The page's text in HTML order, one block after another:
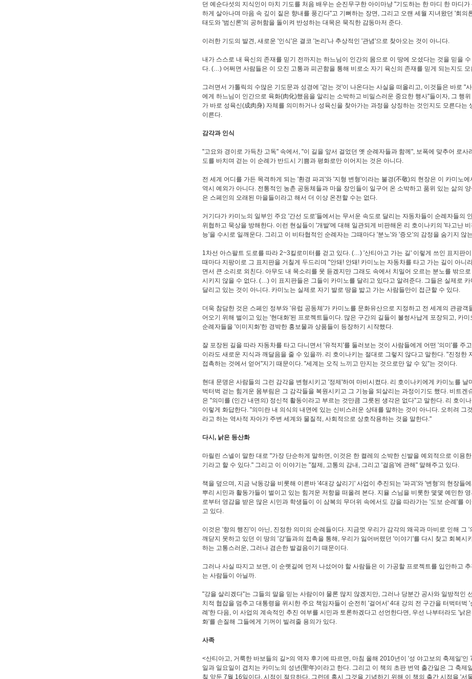
던 예순다섯의 지식인이 마치 기도를 처음 배우는 순진무구한 아이마냥 "기도하는 한 마디 한 마디가
하게 살아나며 마음 속 깊이 짙은 향내를 풍긴다"고 기뻐하는 장면, 그리고 오랜 세월 지녀왔던 '회의
태도와 '범신론'의 공허함을 돌이켜 반성하는 대목은 묵직한 감동마저 준다.
이러한 기도의 발견, 새로운 '인식'은 결코 '논리'나 추상적인 '관념'으로 찾아오는 것이 아니다.
내가 스스로 내 육신의 존재를 믿기 전까지는 하느님이 인간의 몸으로 이 땅에 오셨다는 것을 믿을 수
다. (…) 어쩌면 사람들은 이 모진 고통과 피곤함을 통해 비로소 자기 육신의 존재를 믿게 되는지도 모
그러면서 가톨릭의 수많은 기도문과 성경에 '걷는 것'이 나온다는 사실을 떠올리고, 이것들은 바로 "
에게 하느님이 인간으로 육화(肉化)했음을 알리는 소박하고 비밀스러운 중요한 행사"들이자, 그 행위
가 바로 성육신(成肉身) 자체를 의미하거나 성육신을 찾아가는 과정을 상징하는 것인지도 모른다는
이른다.
감각과 인식
"고요와 경이로 가득찬 고독" 속에서, "이 길을 앞서 걸었던 옛 순례자들과 함께", 보폭에 맞추어 로사
도를 바치며 걷는 이 순례가 반드시 기쁨과 평화로만 이어지는 것은 아니다.
전 세계 어디를 가든 목격하게 되는 '환경 파괴'와 '지형 변형'이라는 불경(不敬)의 현장은 이 카미노에
역시 예외가 아니다. 전통적인 농촌 공동체들과 마을 장인들이 일구어 온 소박하고 품위 있는 삶의 양
은 스페인의 오래된 마을들이라고 해서 더 이상 온전할 수는 없다.
거기다가 카미노의 일부인 주요 '간선 도로'들에서는 무서운 속도로 달리는 자동차들이 순례자들의
위협하고 묵상을 방해한다. 이런 현실들이 '개발'에 대해 일관되게 비판해온 리 호이나키의 '타고난 비
능'을 수시로 일깨운다. 그리고 이 비타협적인 순례자는 그때마다 '분노'와 '증오'의 감정을 숨기지 않
1차선 아스팔트 도로를 따라 2~3킬로미터를 걷고 있다. (…) '산티아고 가는 길' 이렇게 쓰인 표지판
때마다 지팡이로 그 표지판을 거칠게 두드리며 "안돼! 안돼! 카미노는 자동차를 타고 가는 길이 아니
면서 큰 소리로 외친다. 아무도 내 목소리를 못 듣겠지만 그래도 속에서 치밀어 오르는 분노를 밖으로
시키지 않을 수 없다. (…) 이 표지판들은 그들이 카미노를 달리고 있다고 알려준다. 그들은 실제로 카
달리고 있는 것이 아니다. 카미노는 실제로 자기 발로 땅을 밟고 가는 사람들만이 접근할 수 있다.
더욱 참담한 것은 스페인 정부와 '유럽 공동체'가 카미노를 문화유산으로 지정하고 전 세계의 관광객
어오기 위해 벌이고 있는 '현대화'된 프로젝트들이다. 많은 구간의 길들이 볼썽사납게 포장되고, 카미
순례자들을 '이미지화'한 경박한 홍보물과 상품들이 등장하기 시작했다.
잘 포장된 길을 따라 자동차를 타고 다니면서 '유적지'를 둘러보는 것이 사람들에게 어떤 '의미'를 주
이라도 새로운 지식과 깨달음을 줄 수 있을까. 리 호이나키는 절대로 그렇지 않다고 말한다. "진정한
접촉하는 것에서 얻어"지기 때문이다. "세계는 오직 느끼고 만지는 것으로만 알 수 있"는 것이다.
현대 문명은 사람들의 그런 감각을 변형시키고 '정제'하여 마비시켰다. 리 호이나키에게 카미노를 날
벅터벅 걷는 힘겨운 몸부림은 그 감각들을 복원시키고 그 기능을 되살리는 과정이기도 했다. 비트겐
은 "의미를 (인간 내면의) 정신적 활동이라고 부르는 것만큼 그릇된 생각은 없다"고 말한다. 리 호이
이렇게 화답한다. "의미란 내 의식의 내면에 있는 신비스러운 상태를 말하는 것이 아니다. 오히려 그
라고 하는 역사적 자아가 주변 세계와 물질적, 사회적으로 상호작용하는 것을 말한다."
다시, 낡은 등산화
마릴린 스넬이 말한 대로 "가장 단순하게 말하면, 이것은 한 켤레의 소박한 신발을 예외적으로 이용
기라고 할 수 있다." 그리고 이 이야기는 "절제, 고통의 감내, 그리고 '걸음'에 관해" 말해주고 있다.
책을 덮으며, 지금 낙동강을 비롯해 이른바 '4대강 살리기' 사업이 추진되는 '파괴'와 '변형'의 현장들
뿌리 시민과 활동가들이 벌이고 있는 힘겨운 저항을 떠올려 본다. 지율 스님을 비롯한 몇몇 예민한 영
로부터 영감을 받은 많은 시민과 학생들이 이 삼복의 무더위 속에서도 강을 따라가는 '도보 순례'를
고 있다.
이것은 '항의 행진'이 아닌, 진정한 의미의 순례들이다. 지금껏 우리가 감각의 왜곡과 마비로 인해 그 '
깨닫지 못하고 있던 이 땅의 '강'들과의 접촉을 통해, 우리가 잃어버렸던 '이야기'를 다시 찾고 회복시
하는 고통스러운, 그러나 겸손한 발걸음이기 때문이다.
그러나 사실 따지고 보면, 이 순롓길에 먼저 나섰어야 할 사람들은 이 가공할 프로젝트를 입안하고
는 사람들이 아닐까.
"강을 살리겠다"는 그들의 말을 믿는 사람이야 물론 많지 않겠지만, 그러나 당분간 공사와 일방적인
치적 협잡을 멈추고 대통령을 위시한 주요 책임자들이 순전히 '걸어서' 4대 강의 전 구간을 터벅터벅 '
례'한 다음, 이 사업의 계속적인 추진 여부를 시민과 토론하겠다고 선언한다면, 우선 나부터라도 '낡
화'를 손질해 그들에게 기꺼이 빌려줄 용의가 있다.
사족
<산티아고, 거룩한 바보들의 길>의 역자 후기에 따르면, 마침 올해 2010년이 '성 야고보의 축제일'인
일과 일요일이 겹치는 카미노의 성년(聖年)이라고 한다. 그리고 이 책의 초판 번역 출간일은 그 축제
칠 앞둔 7월 16일이다. 시점이 절묘하다. 그런데 혹시 그것을 기념하기 위해 이 책의 출간 시점을 '서